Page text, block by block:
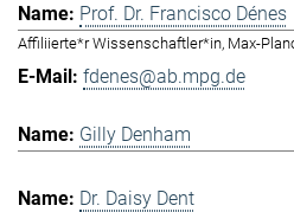
Prof. Dr. Francisco Dénes
Affiliierte*r Wissenschaftler*in, Max-
fdenes@ab.mpg.de
Gilly Denham
Dr. Daisy Dent